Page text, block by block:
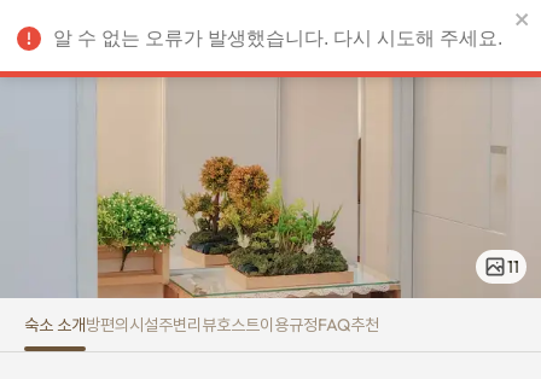
3mins Seoul National Univ
KRW
11
숙소 소개방편의시설주변리뷰호스트이용규정FAQ추천
알 수 없는 오류가 발생했습니다. 다시 시도해 주세요.